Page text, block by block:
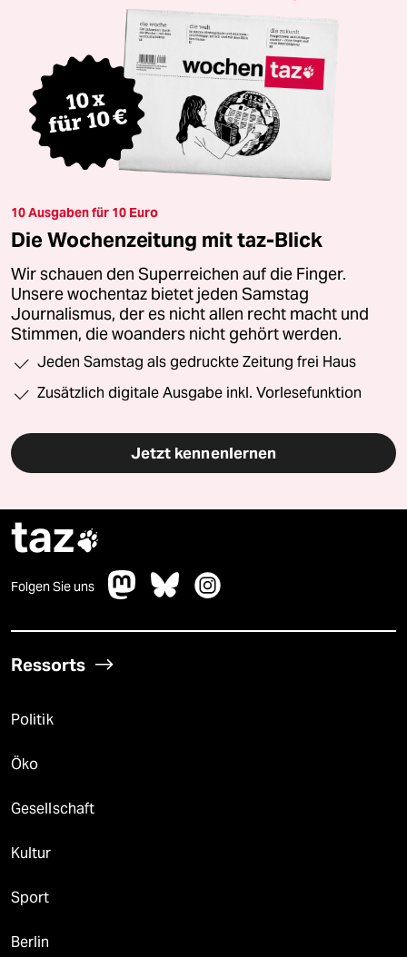
10 Ausgaben für 10 Euro
Die Wochenzeitung mit taz-Blick
Wir schauen den Superreichen auf die Finger.
Unsere wochentaz bietet jeden Samstag
Journalismus, der es nicht allen recht macht und
Stimmen, die woanders nicht gehört werden.
Jeden Samstag als gedruckte Zeitung frei Haus
Zusätzlich digitale Ausgabe inkl. Vorlesefunktion
Jetzt kennenlernen
taz
Folgen Sie uns
Ressorts
Politik
Öko
Gesellschaft
Kultur
Sport
Berlin